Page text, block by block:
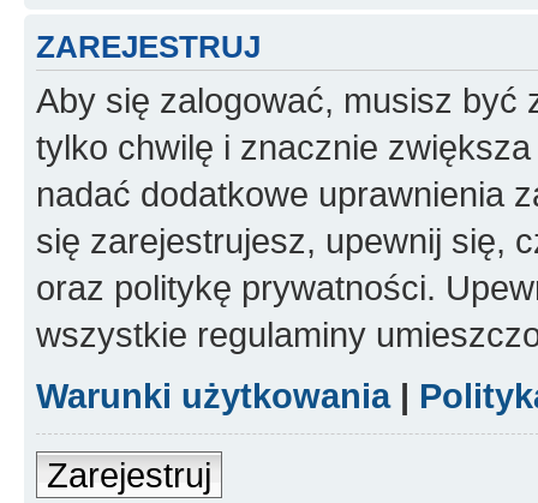
ZAREJESTRUJ
Aby się zalogować, musisz być
tylko chwilę i znacznie
nadać dodatkowe uprawnienia
się zarejestrujesz, upewnij się,
oraz politykę prywatności.
wszystkie regulaminy
Warunki użytkowania|
Zarejestruj